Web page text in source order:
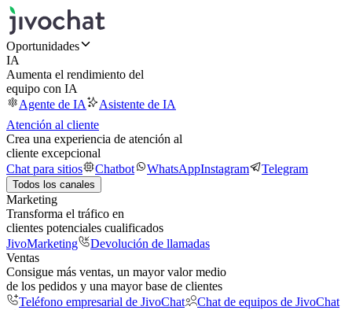
Oportunidades
IA
Aumenta el rendimiento del
equipo con IA
Agente de IA
Asistente de IA
Atención al cliente
Crea una experiencia de atención al
cliente excepcional
Chat para sitios
Chatbot WhatsAppInstagram Telegram
Todos los canales
Marketing
Transforma el tráfico en
clientes potenciales cualificados
JivoMarketing
Devolución de llamadas
Ventas
Consigue más ventas, un mayor valor medio
de los pedidos y una mayor base de clientes
Teléfono empresarial de JivoChat
Chat de equipos de JivoChat